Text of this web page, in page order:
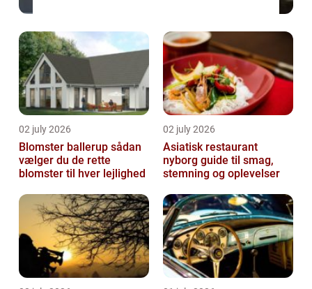
02 july 2026
Blomster ballerup sådan
vælger du de rette
blomster til hver lejlighed
02 july 2026
Asiatisk restaurant
nyborg guide til smag,
stemning og oplevelser